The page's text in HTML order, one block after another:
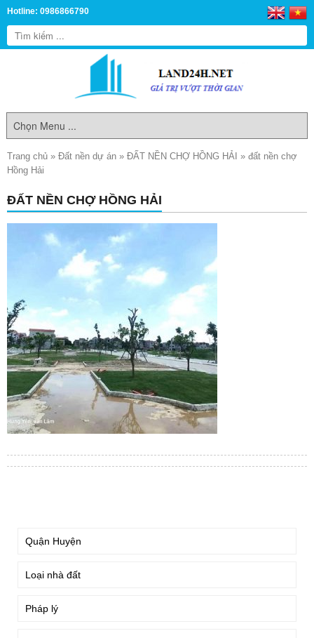
Hotline: 0986866790
Trang chủ » Đất nền dự án » ĐẤT NỀN CHỢ HỒNG HẢI » đất nền chợ
Hồng Hải
ĐẤT NỀN CHỢ HỒNG HẢI